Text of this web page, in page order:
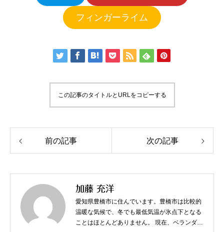
フィンガーライム
この記事のタイトルとURLをコピーする
前の記事 次の記事
加藤 充洋
愛知県豊橋市に住んでいます。豊橋市は比較的
温暖な気候で、冬でも最低気温が氷点下となる
ことはほとんどありません。 現在、ベランダで